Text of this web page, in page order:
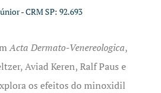
- CRM SP: 92.693
Acta Dermato-Venereologica,
Aviad Keren, Ralf Paus e
os efeitos do minoxidil